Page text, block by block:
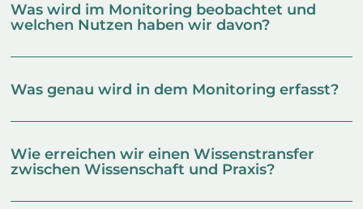
Was wird im Monitoring beobachtet und
welchen Nutzen haben wir davon?
Was genau wird in dem Monitoring erfasst?
Wie erreichen wir einen Wissenstransfer
zwischen Wissenschaft und Praxis?